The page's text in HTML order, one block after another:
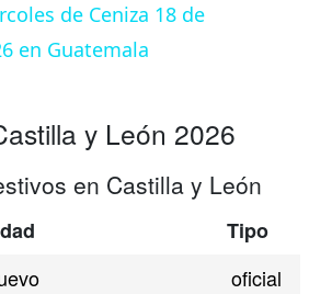
de Ceniza 18 de
en Guatemala
y León 2026
en Castilla y León
Tipo
oficial